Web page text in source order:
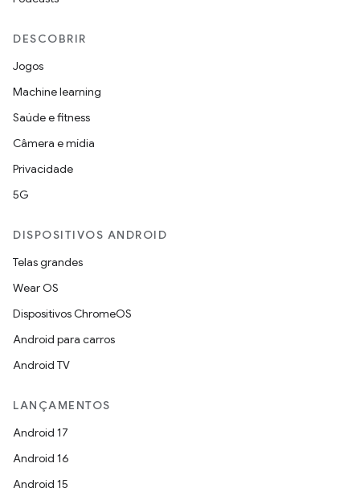
DESCOBRIR
Jogos
Machine learning
Saúde e fitness
Câmera e mídia
Privacidade
5G
DISPOSITIVOS ANDROID
Telas grandes
Wear OS
Dispositivos ChromeOS
Android para carros
Android TV
LANÇAMENTOS
Android 17
Android 16
Android 15